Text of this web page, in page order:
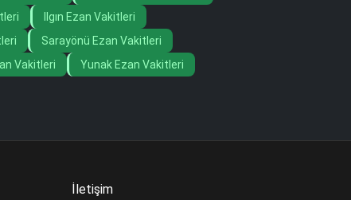
Ilgın Ezan Vakitleri
Sarayönü Ezan Vakitleri
Vakitleri Yunak Ezan Vakitleri
İletişim